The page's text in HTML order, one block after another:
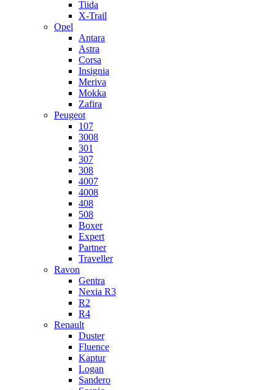
Tiida
X-Trail
Opel
Antara
Astra
Corsa
Insignia
Meriva
Mokka
Zafira
Peugeot
107
3008
301
307
308
4007
4008
408
508
Boxer
Expert
Partner
Traveller
Ravon
Gentra
Nexia R3
R2
R4
Renault
Duster
Fluence
Kaptur
Logan
Sandero